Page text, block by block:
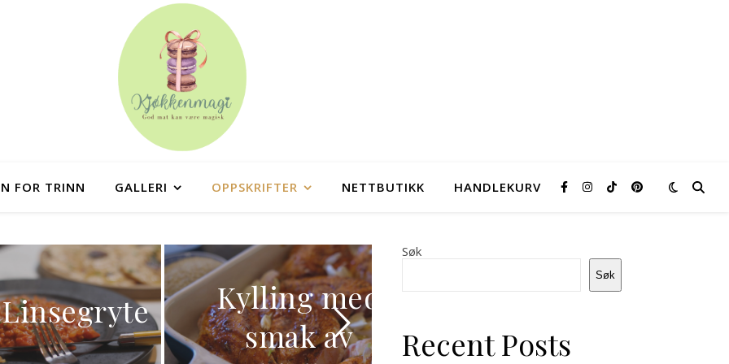
FOR TRINN GALLERI OPPSKRIFTER NETTBUTIKK HANDLEKURV
Kylling med
smak av
Søte
vafler
lapskaus
Søk
Søk
Recent Posts